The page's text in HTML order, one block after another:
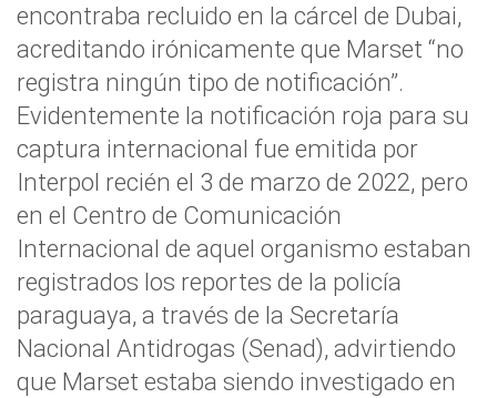
encontraba recluido en la cárcel de Dubai,
acreditando irónicamente que Marset “no
registra ningún tipo de notificación”.
Evidentemente la notificación roja para su
captura internacional fue emitida por
Interpol recién el 3 de marzo de 2022, pero
en el Centro de Comunicación
Internacional de aquel organismo estaban
registrados los reportes de la policía
paraguaya, a través de la Secretaría
Nacional Antidrogas (Senad), advirtiendo
que Marset estaba siendo investigado en